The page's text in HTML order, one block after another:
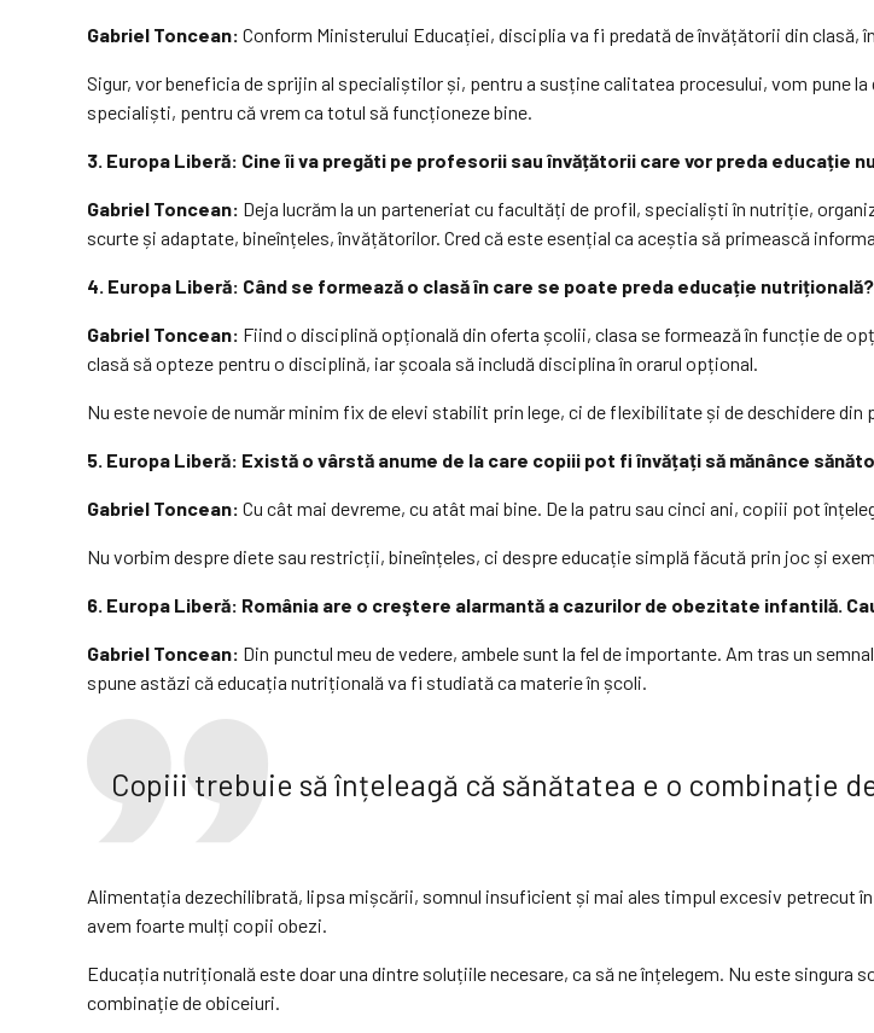
Gabriel Toncean: Conform Ministerului Educației, disciplia va fi predată de învățătorii din clasă,
Sigur, vor beneficia de sprijin al specialiștilor și, pentru a susține calitatea procesului, vom pune
specialiști, pentru că vrem ca totul să funcționeze bine.
3. Europa Liberă: Cine îi va pregăti pe profesorii sau învățătorii care vor preda educație
Gabriel Toncean: Deja lucrăm la un parteneriat cu facultăți de profil, specialiști în nutriție,
scurte și adaptate, bineînțeles, învățătorilor. Cred că este esențial ca aceștia să primească
4. Europa Liberă: Când se formează o clasă în care se poate preda educație
Gabriel Toncean: Fiind o disciplină opțională din oferta școlii, clasa se formează în funcție de
clasă să opteze pentru o disciplină, iar școala să includă disciplina în orarul opțional.
Nu este nevoie de număr minim fix de elevi stabilit prin lege, ci de flexibilitate și de deschidere
5. Europa Liberă: Există o vârstă anume de la care copiii pot fi învățați să mănânce
Gabriel Toncean: Cu cât mai devreme, cu atât mai bine. De la patru sau cinci ani, copiii pot
Nu vorbim despre diete sau restricții, bineînțeles, ci despre educație simplă făcută prin joc și
6. Europa Liberă: România are o creştere alarmantă a cazurilor de obezitate infantilă.
Gabriel Toncean: Din punctul meu de vedere, ambele sunt la fel de importante. Am tras un
spune astăzi că educația nutrițională va fi studiată ca materie în școli.
Copiii trebuie să înțeleagă că sănătatea e o combinație
Alimentația dezechilibrată, lipsa mișcării, somnul insuficient și mai ales timpul excesiv petrecut
avem foarte mulți copii obezi.
Educația nutrițională este doar una dintre soluțiile necesare, ca să ne înțelegem. Nu este singura
combinație de obiceiuri.